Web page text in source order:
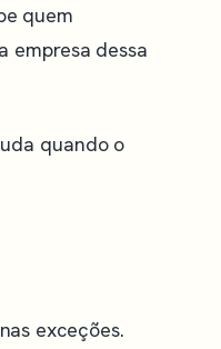
quem
empresa dessa
quando o
exceções.